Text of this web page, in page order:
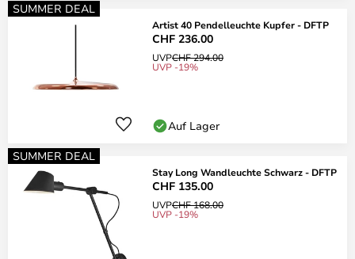
SUMMER DEAL
Artist 40 Pendelleuchte Kupfer - DFTP
CHF 236.00
UVPCHF 294.00
UVP -19%
Auf Lager
SUMMER DEAL
Stay Long Wandleuchte Schwarz - DFTP
CHF 135.00
UVPCHF 168.00
UVP -19%